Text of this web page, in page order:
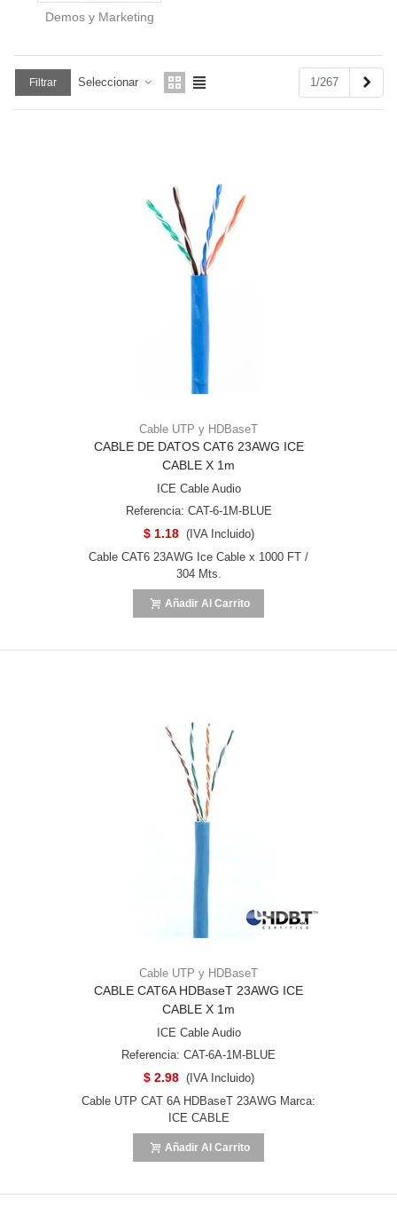
Demos y Marketing
Filtrar Seleccionar 1/267
Cable UTP y HDBaseT
CABLE DE DATOS CAT6 23AWG ICE
CABLE X 1m
ICE Cable Audio
Referencia: CAT-6-1M-BLUE
$ 1.18 (IVA Incluido)
Cable CAT6 23AWG Ice Cable x 1000 FT /
304 Mts.
Añadir Al Carrito
Cable UTP y HDBaseT
CABLE CAT6A HDBaseT 23AWG ICE
CABLE X 1m
ICE Cable Audio
Referencia: CAT-6A-1M-BLUE
$ 2.98 (IVA Incluido)
Cable UTP CAT 6A HDBaseT 23AWG Marca:
ICE CABLE
Añadir Al Carrito